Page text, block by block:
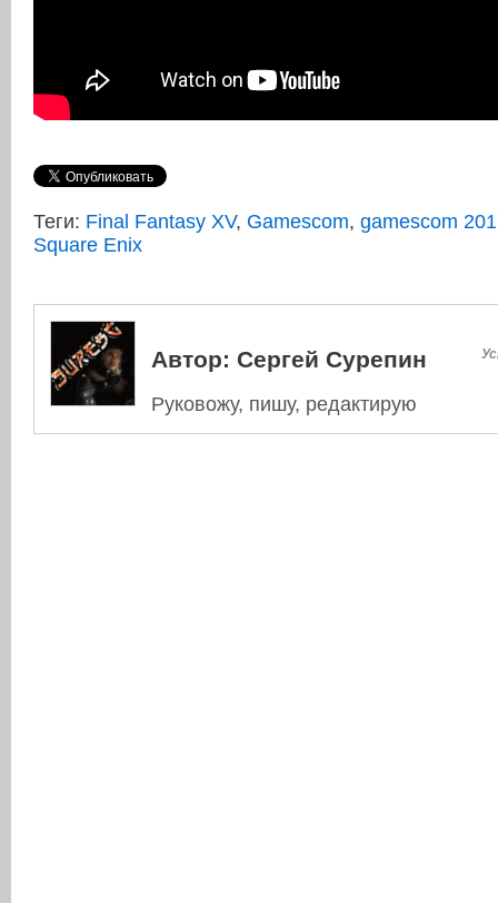
Теги: Final Fantasy XV, Gamescom, gamescom
Square Enix
Автор: Сергей Сурепин
Руковожу, пишу, редактирую